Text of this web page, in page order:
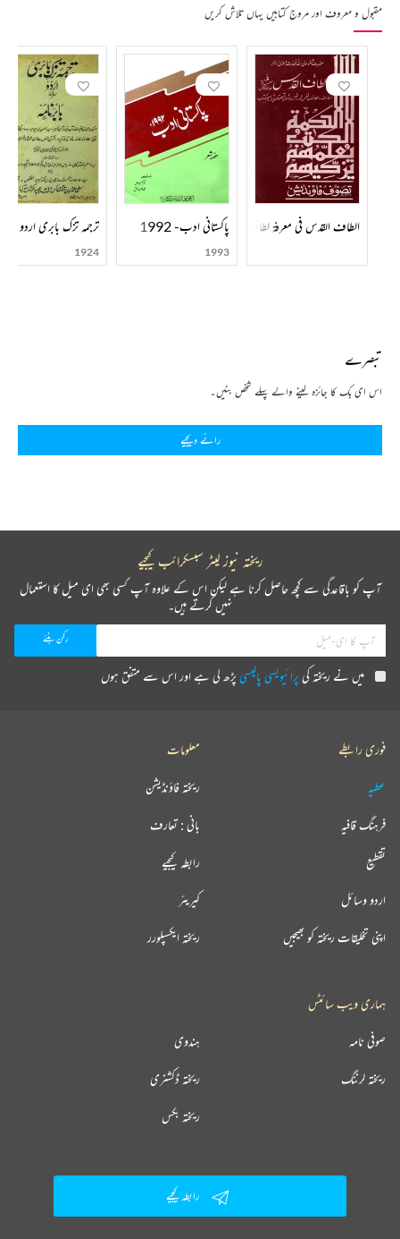
مقبول و معروف اور مروج کتابیں یہاں تلاش کریں
الطاف القدس فی معرفۃ لطائف النفسپاکستانی ادب- 1992
1993
ترجمہ تزک بابری اردو
1924
تبصرے
اس ای بک کا جائزہ لینے والے پہلے شخص بنیں۔
رائے دیجیے
ریختہ نیوز لیٹر سبسکرائب کیجیے
آپ کو باقاعدگی سے کچھ حاصل کرنا ہے لیکن اس کے علاوہ آپ کسی بھی ای میل کا استعمال
نہیں کرتے ہیں۔
میں نے ریختہ کیپرائیویسی پالیسیپڑھ لی ہے اور اس سے متفق ہوں
فوری رابطے
عطیہ
فرہنگ قافیہ
تقطیع
اردو وسائل
اپنی تخلیقات ریختہ کو بھیجیں
معلومات
ریختہ فاؤنڈیشن
بانی : تعارف
رابطہ کیجیے
کیریئر
ریختہ ایکسپلورر
ہماری ویب سائٹس
ہندوی صوفی نامہ
ریختہ ڈکشنری ریختہ لرننگ
ریختہ بکس
رابطہ کیجیے